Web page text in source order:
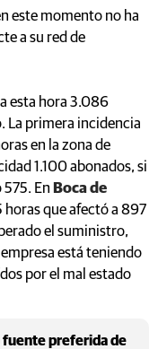
este momento no ha
a su red de
esta hora 3.086
La primera incidencia
en la zona de
1.100 abonados, si
En Boca de
horas que afectó a 897
el suministro,
está teniendo
por el mal estado
fuente preferida de